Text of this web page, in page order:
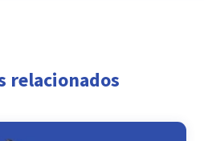
relacionados